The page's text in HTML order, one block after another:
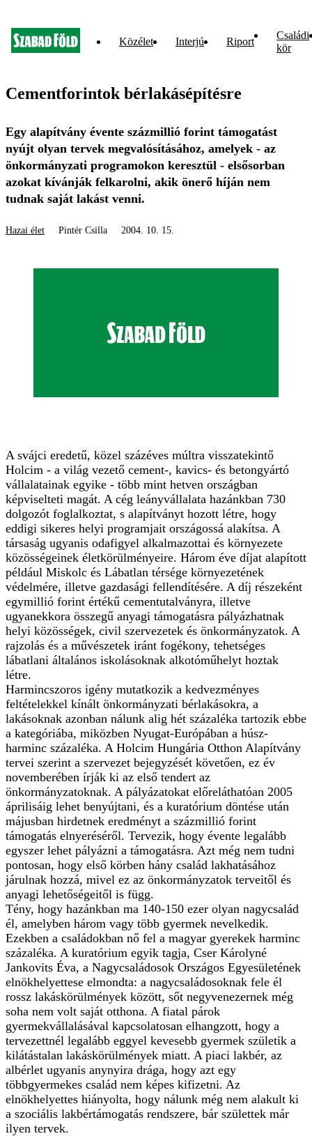
Közélet Interjú Riport
Családi
kör
Cementforintok bérlakásépítésre
Egy alapítvány évente százmillió forint támogatást
nyújt olyan tervek megvalósításához, amelyek - az
önkormányzati programokon keresztül - elsősorban
azokat kívánják felkarolni, akik önerő híján nem
tudnak saját lakást venni.
Hazai élet Pintér Csilla 2004. 10. 15.
A svájci eredetű, közel százéves múltra visszatekintő
Holcim - a világ vezető cement-, kavics- és betongyártó
vállalatainak egyike - több mint hetven országban
képviselteti magát. A cég leányvállalata hazánkban 730
dolgozót foglalkoztat, s alapítványt hozott létre, hogy
eddigi sikeres helyi programjait országossá alakítsa. A
társaság ugyanis odafigyel alkalmazottai és környezete
közösségeinek életkörülményeire. Három éve díjat alapított
például Miskolc és Lábatlan térsége környezetének
védelmére, illetve gazdasági fellendítésére. A díj részeként
egymillió forint értékű cementutalványra, illetve
ugyanekkora összegű anyagi támogatásra pályázhatnak
helyi közösségek, civil szervezetek és önkormányzatok. A
rajzolás és a művészetek iránt fogékony, tehetséges
lábatlani általános iskolásoknak alkotóműhelyt hoztak
létre.
Harmincszoros igény mutatkozik a kedvezményes
feltételekkel kínált önkormányzati bérlakásokra, a
lakásoknak azonban nálunk alig hét százaléka tartozik ebbe
a kategóriába, miközben Nyugat-Európában a húsz-
harminc százaléka. A Holcim Hungária Otthon Alapítvány
tervei szerint a szervezet bejegyzését követően, ez év
novemberében írják ki az első tendert az
önkormányzatoknak. A pályázatokat előreláthatóan 2005
áprilisáig lehet benyújtani, és a kuratórium döntése után
májusban hirdetnek eredményt a százmillió forint
támogatás elnyeréséről. Tervezik, hogy évente legalább
egyszer lehet pályázni a támogatásra. Azt még nem tudni
pontosan, hogy első körben hány család lakhatásához
járulnak hozzá, mivel ez az önkormányzatok terveitől és
anyagi lehetőségeitől is függ.
Tény, hogy hazánkban ma 140-150 ezer olyan nagycsalád
él, amelyben három vagy több gyermek nevelkedik.
Ezekben a családokban nő fel a magyar gyerekek harminc
százaléka. A kuratórium egyik tagja, Cser Károlyné
Jankovits Éva, a Nagycsaládosok Országos Egyesületének
elnökhelyettese elmondta: a nagycsaládosoknak fele él
rossz lakáskörülmények között, sőt negyvenezernek még
soha nem volt saját otthona. A fiatal párok
gyermekvállalásával kapcsolatosan elhangzott, hogy a
tervezettnél legalább eggyel kevesebb gyermek születik a
kilátástalan lakáskörülmények miatt. A piaci lakbér, az
albérlet ugyanis anynyira drága, hogy azt egy
többgyermekes család nem képes kifizetni. Az
elnökhelyettes hiányolta, hogy nálunk még nem alakult ki
a szociális lakbértámogatás rendszere, bár születtek már
ilyen tervek.